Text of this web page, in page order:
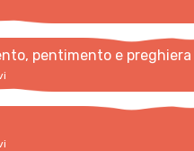
pentimento e preghiera